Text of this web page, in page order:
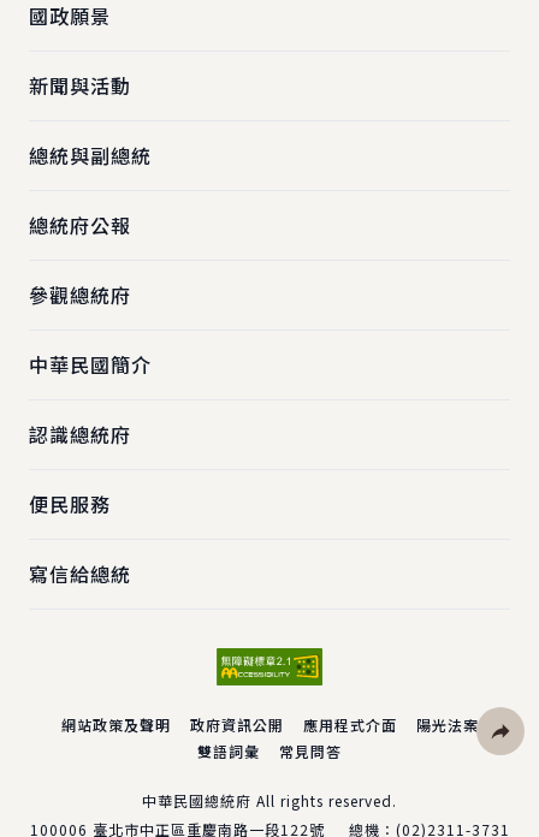
國政願景
新聞與活動
總統與副總統
總統府公報
參觀總統府
中華民國簡介
認識總統府
便民服務
寫信給總統
網站政策及聲明 政府資訊公開 應用程式介面
陽光法案
雙語詞彙
常見問答
中華民國總統府 All rights reserved.
100006 臺北市中正區重慶南路一段122號 總機： (02)2311-3731